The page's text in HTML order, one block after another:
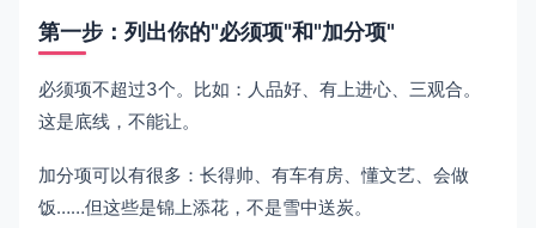
第一步：列出你的"必须项"和"加分项"
必须项不超过3个。比如：人品好、有上进心、三观合。
这是底线，不能让。
加分项可以有很多：长得帅、有车有房、懂文艺、会做
饭……但这些是锦上添花，不是雪中送炭。